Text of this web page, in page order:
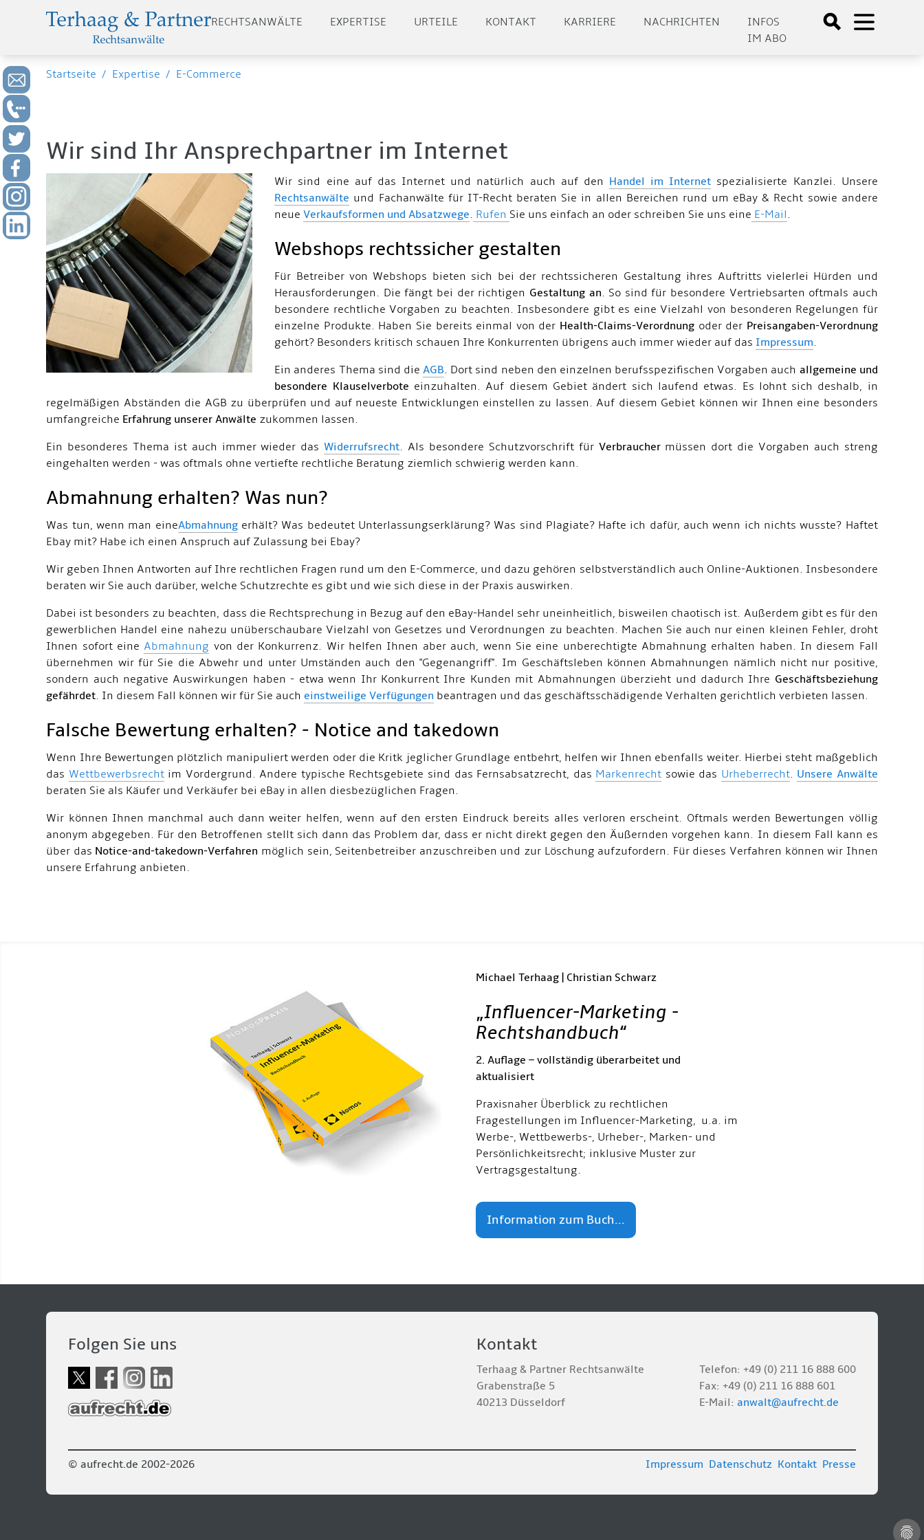
RECHTSANWÄLTE EXPERTISE URTEILE KONTAKT KARRIERE NACHRICHTEN
INFOS
IM ABO
Startseite / Expertise / E-Commerce
Wir sind Ihr Ansprechpartner im Internet
Wir sind eine auf das Internet und natürlich auch auf den Handel im Internet spezialisierte Kanzlei. Unsere
Rechtsanwälte und Fachanwälte für IT-Recht beraten Sie in allen Bereichen rund um eBay & Recht sowie andere
neueVerkaufsformen und Absatzwege. Rufen Sie uns einfach an oder schreiben Sie uns eine E-Mail .
Webshops rechtssicher gestalten
Für Betreiber von Webshops bieten sich bei der rechtssicheren Gestaltung ihres Auftritts vielerlei Hürden und
Herausforderungen. Die fängt bei der richtigen Gestaltung an. So sind für besondere Vertriebsarten oftmals auch
besondere rechtliche Vorgaben zu beachten. Insbesondere gibt es eine Vielzahl von besonderen Regelungen für
einzelne Produkte. Haben Sie bereits einmal von der Health-Claims-Verordnung oder der Preisangaben-Verordnung
gehört? Besonders kritisch schauen Ihre Konkurrenten übrigens auch immer wieder auf das Impressum.
Ein anderes Thema sind dieAGB. Dort sind neben den einzelnen berufsspezifischen Vorgaben auch allgemeine und
besondere Klauselverbote einzuhalten. Auf diesem Gebiet ändert sich laufend etwas. Es lohnt sich deshalb, in
regelmäßigen Abständen die AGB zu überprüfen und auf neueste Entwicklungen einstellen zu lassen. Auf diesem Gebiet können wir Ihnen eine besonders
umfangreiche Erfahrung unserer Anwälte zukommen lassen.
Ein besonderes Thema ist auch immer wieder dasWiderrufsrecht. Als besondere Schutzvorschrift für Verbrauchermüssen dort die Vorgaben auch streng
eingehalten werden - was oftmals ohne vertiefte rechtliche Beratung ziemlich schwierig werden kann.
Abmahnung erhalten? Was nun?
Was tun, wenn man eineAbmahnungerhält? Was bedeutet Unterlassungserklärung? Was sind Plagiate? Hafte ich dafür, auch wenn ich nichts wusste? Haftet
Ebay mit? Habe ich einen Anspruch auf Zulassung bei Ebay?
Wir geben Ihnen Antworten auf Ihre rechtlichen Fragen rund um den E-Commerce, und dazu gehören selbstverständlich auch Online-Auktionen. Insbesondere
beraten wir Sie auch darüber, welche Schutzrechte es gibt und wie sich diese in der Praxis auswirken.
Dabei ist besonders zu beachten, dass die Rechtsprechung in Bezug auf den eBay-Handel sehr uneinheitlich, bisweilen chaotisch ist. Außerdem gibt es für den
gewerblichen Handel eine nahezu unüberschaubare Vielzahl von Gesetzes und Verordnungen zu beachten. Machen Sie auch nur einen kleinen Fehler, droht
Ihnen sofort eine Abmahnung von der Konkurrenz. Wir helfen Ihnen aber auch, wenn Sie eine unberechtigte Abmahnung erhalten haben. In diesem Fall
übernehmen wir für Sie die Abwehr und unter Umständen auch den "Gegenangriff". Im Geschäftsleben können Abmahnungen nämlich nicht nur positive,
sondern auch negative Auswirkungen haben - etwa wenn Ihr Konkurrent Ihre Kunden mit Abmahnungen überzieht und dadurch Ihre Geschäftsbeziehung
gefährdet. In diesem Fall können wir für Sie auch einstweilige Verfügungen beantragen und das geschäftsschädigende Verhalten gerichtlich verbieten lassen.
Falsche Bewertung erhalten? - Notice and takedown
Wenn Ihre Bewertungen plötzlich manipuliert werden oder die Kritk jeglicher Grundlage entbehrt, helfen wir Ihnen ebenfalls weiter. Hierbei steht maßgeblich
das Wettbewerbsrechtim Vordergrund. Andere typische Rechtsgebiete sind das Fernsabsatzrecht, das Markenrecht sowie das Urheberrecht. Unsere Anwälte
beraten Sie als Käufer und Verkäufer bei eBay in allen diesbezüglichen Fragen.
Wir können Ihnen manchmal auch dann weiter helfen, wenn auf den ersten Eindruck bereits alles verloren erscheint. Oftmals werden Bewertungen völlig
anonym abgegeben. Für den Betroffenen stellt sich dann das Problem dar, dass er nicht direkt gegen den Äußernden vorgehen kann. In diesem Fall kann es
über das Notice-and-takedown-Verfahren möglich sein, Seitenbetreiber anzuschreiben und zur Löschung aufzufordern. Für dieses Verfahren können wir Ihnen
unsere Erfahrung anbieten.
Michael Terhaag | Christian Schwarz
„Influencer-Marketing -
Rechtshandbuch“
2. Auflage – vollständig überarbeitet und
aktualisiert
Praxisnaher Überblick zu rechtlichen
Fragestellungen im Influencer-Marketing, u.a. im
Werbe-, Wettbewerbs-, Urheber-, Marken- und
Persönlichkeitsrecht; inklusive Muster zur
Vertragsgestaltung.
Information zum Buch...
Folgen Sie uns Kontakt
Terhaag & Partner Rechtsanwälte
Grabenstraße 5
40213 Düsseldorf
Telefon: +49 (0) 211 16 888 600
Fax: +49 (0) 211 16 888 601
E-Mail: anwalt@aufrecht.de
© aufrecht.de 2002-2026 Impressum Datenschutz Kontakt Presse